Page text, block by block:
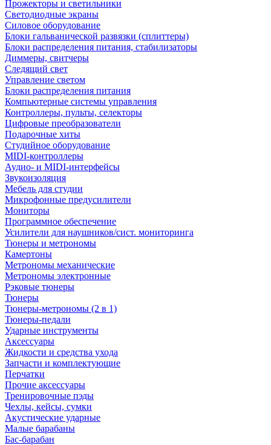
Прожекторы и светильники
Светодиодные экраны
Силовое оборудование
Блоки гальванической развязки (сплиттеры)
Блоки распределения питания, стабилизаторы
Диммеры, свитчеры
Следящий свет
Управление светом
Блоки распределения питания
Компьютерные системы управления
Контроллеры, пульты, селекторы
Цифровые преобразователи
Подарочные хиты
Студийное оборудование
MIDI-контроллеры
Аудио- и MIDI-интерфейсы
Звукоизоляция
Мебель для студии
Микрофонные предусилители
Мониторы
Программное обеспечение
Усилители для наушников/сист. мониторинга
Тюнеры и метрономы
Камертоны
Метрономы механические
Метрономы электронные
Рэковые тюнеры
Тюнеры
Тюнеры-метрономы (2 в 1)
Тюнеры-педали
Ударные инструменты
Аксессуары
Жидкости и средства ухода
Запчасти и комплектующие
Перчатки
Прочие аксессуары
Тренировочные пэды
Чехлы, кейсы, сумки
Акустические ударные
Mалые барабаны
Бас-барабан